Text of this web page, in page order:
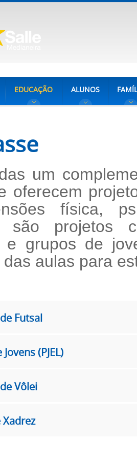
EDUCAÇÃO ALUNOS
um
oferecem
física,
são projetos
e grupos de
aulas para
Futsal
(PJEL)
Vôlei